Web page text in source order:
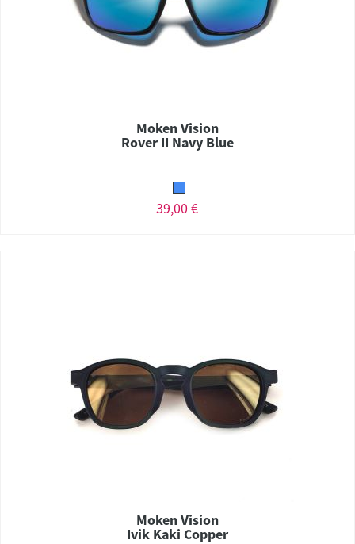
Moken Vision
Rover II Navy Blue
39,00 €
Moken Vision
Ivik Kaki Copper